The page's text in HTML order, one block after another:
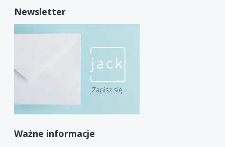
Newsletter
Ważne informacje